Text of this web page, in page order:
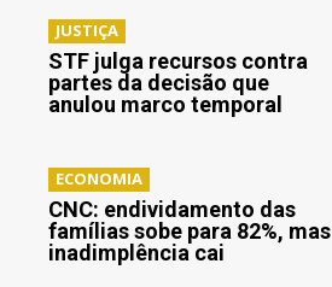
JUSTIÇA
STF julga recursos contra
partes da decisão que
anulou marco temporal
ECONOMIA
CNC: endividamento das
famílias sobe para 82%, mas
inadimplência cai